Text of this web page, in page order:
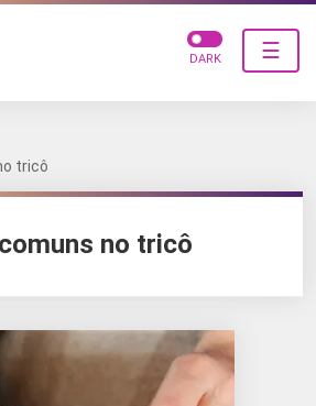
☰
DARK
tricô
no tricô